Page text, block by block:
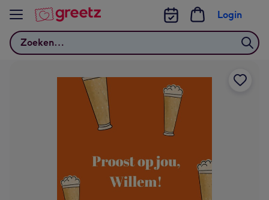
Bekijk meer
Zoeken
Login